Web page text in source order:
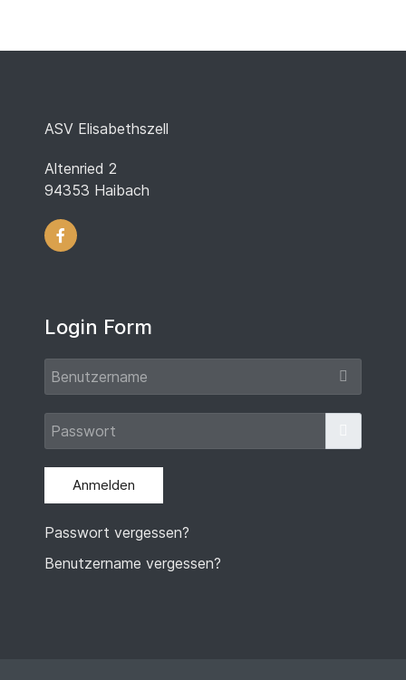
ASV Elisabethszell
Altenried 2
94353 Haibach
Login Form
Anmelden
Passwort vergessen?
Benutzername vergessen?